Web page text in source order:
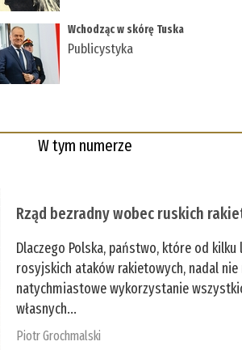
Wchodząc w skórę Tuska
Publicystyka
W tym numerze
Rząd bezradny wobec ruskich
Dlaczego Polska, państwo, które od
rosyjskich ataków rakietowych, nadal
natychmiastowe wykorzystanie
własnych...
Piotr Grochmalski